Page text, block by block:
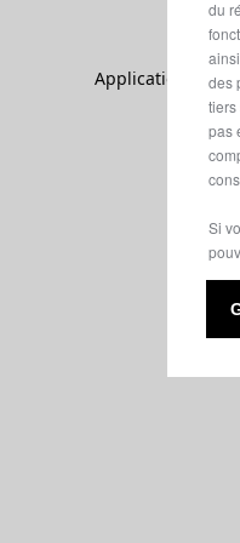
Application
du
des
pas
Si